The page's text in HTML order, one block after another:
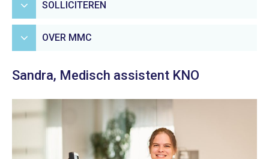
SOLLICITEREN
OVER MMC
Sandra, Medisch assistent KNO